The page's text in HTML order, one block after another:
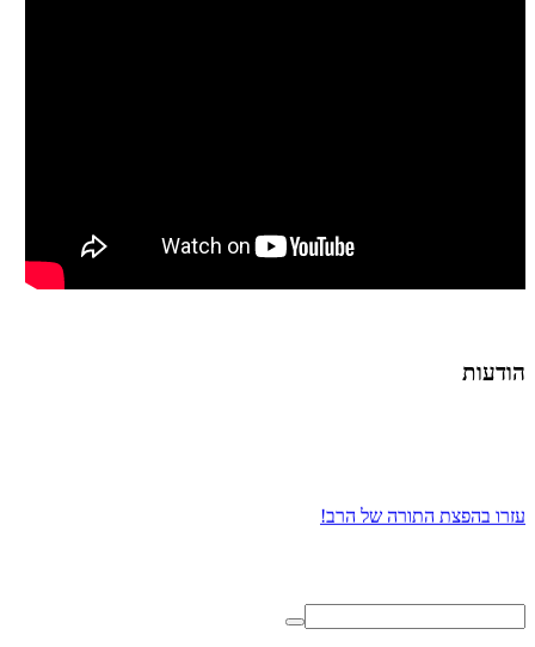
הודעות
עזרו בהפצת התורה של הרב!